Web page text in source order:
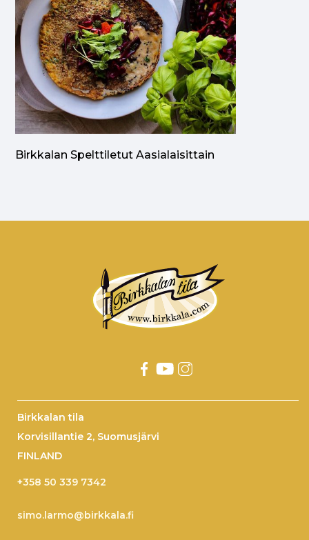
Birkkalan Spelttiletut Aasialaisittain
Birkkalan tila
Korvisillantie 2, Suomusjärvi
FINLAND
+358 50 339 7342
simo.larmo@birkkala.fi